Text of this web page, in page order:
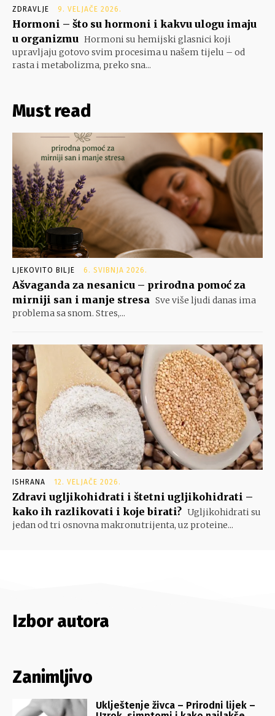
ZDRAVLJE 9. VELJAČE 2026.
Hormoni – što su hormoni i kakvu ulogu imaju
u organizmu Hormoni su hemijski glasnici koji
upravljaju gotovo svim procesima u našem tijelu – od
rasta i metabolizma, preko sna...
Must read
LJEKOVITO BILJE 6. SVIBNJA 2026.
Ašvaganda za nesanicu – prirodna pomoć za
mirniji san i manje stresa Sve više ljudi danas ima
problema sa snom. Stres,...
ISHRANA 12. VELJAČE 2026.
Zdravi ugljikohidrati i štetni ugljikohidrati –
kako ih razlikovati i koje birati? Ugljikohidrati su
jedan od tri osnovna makronutrijenta, uz proteine...
Izbor autora
Zanimljivo
Uklještenje živca – Prirodni lijek –